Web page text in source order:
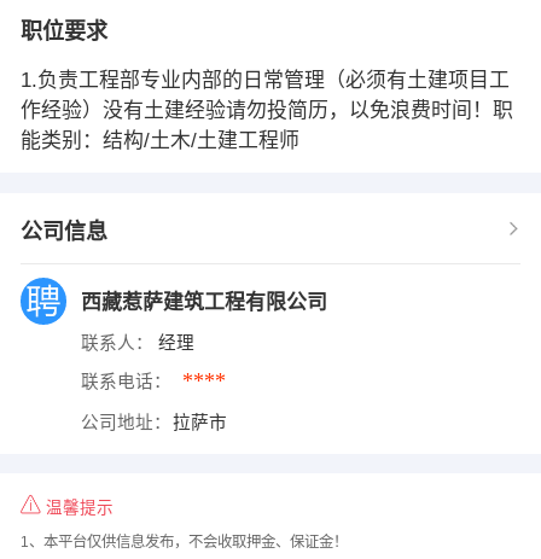
职位要求
1.负责工程部专业内部的日常管理（必须有土建项目工
作经验）没有土建经验请勿投简历，以免浪费时间！职
能类别：结构/土木/土建工程师
公司信息
西藏惹萨建筑工程有限公司
联系人： 经理
联系电话： ****
公司地址： 拉萨市
温馨提示
1、本平台仅供信息发布，不会收取押金、保证金！